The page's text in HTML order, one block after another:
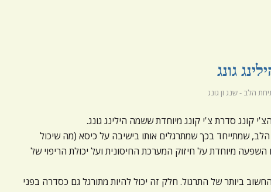
גונג
הלב - שנג זן גונג
קונג סדרת צ'י קונג מיוחדת ששמה הילינג גונג.
שמתייחד בכך שמתרגלים אותו בישיבה על כיסא (מה שיכול
מיוחדת על חיזוק המערכת החיסונית ועל יכולת הריפוי של
ביותר של התרגול. חלק זה יכול להיות מתורגל גם כסדרה בפני